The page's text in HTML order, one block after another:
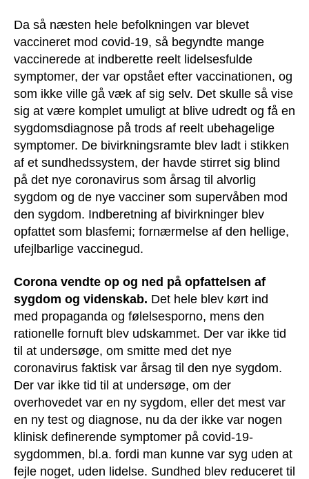
Da så næsten hele befolkningen var blevet
vaccineret mod covid-19, så begyndte mange
vaccinerede at indberette reelt lidelsesfulde
symptomer, der var opstået efter vaccinationen, og
som ikke ville gå væk af sig selv. Det skulle så vise
sig at være komplet umuligt at blive udredt og få en
sygdomsdiagnose på trods af reelt ubehagelige
symptomer. De bivirkningsramte blev ladt i stikken
af et sundhedssystem, der havde stirret sig blind
på det nye coronavirus som årsag til alvorlig
sygdom og de nye vacciner som supervåben mod
den sygdom. Indberetning af bivirkninger blev
opfattet som blasfemi; fornærmelse af den hellige,
ufejlbarlige vaccinegud.
Corona vendte op og ned på opfattelsen af
sygdom og videnskab. Det hele blev kørt ind
med propaganda og følelsesporno, mens den
rationelle fornuft blev udskammet. Der var ikke tid
til at undersøge, om smitte med det nye
coronavirus faktisk var årsag til den nye sygdom.
Der var ikke tid til at undersøge, om der
overhovedet var en ny sygdom, eller det mest var
en ny test og diagnose, nu da der ikke var nogen
klinisk definerende symptomer på covid-19-
sygdommen, bl.a. fordi man kunne var syg uden at
fejle noget, uden lidelse. Sundhed blev reduceret til